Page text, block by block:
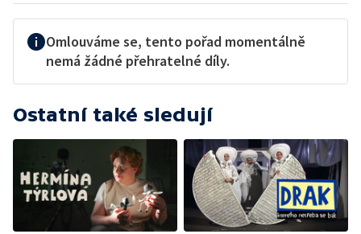
Omlouváme se, tento pořad momentálně
nemá žádné přehratelné díly.
Ostatní také sledují